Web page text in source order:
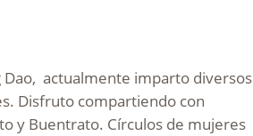
Dao, actualmente imparto diversos
Disfruto compartiendo con
y Buentrato. Círculos de mujeres